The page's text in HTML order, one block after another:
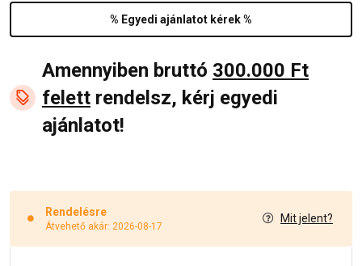
% Egyedi ajánlatot kérek %
Amennyiben bruttó 300.000 Ft
felett rendelsz, kérj egyedi
ajánlatot!
Rendelésre
Átvehető akár: 2026-08-17
Mit jelent?